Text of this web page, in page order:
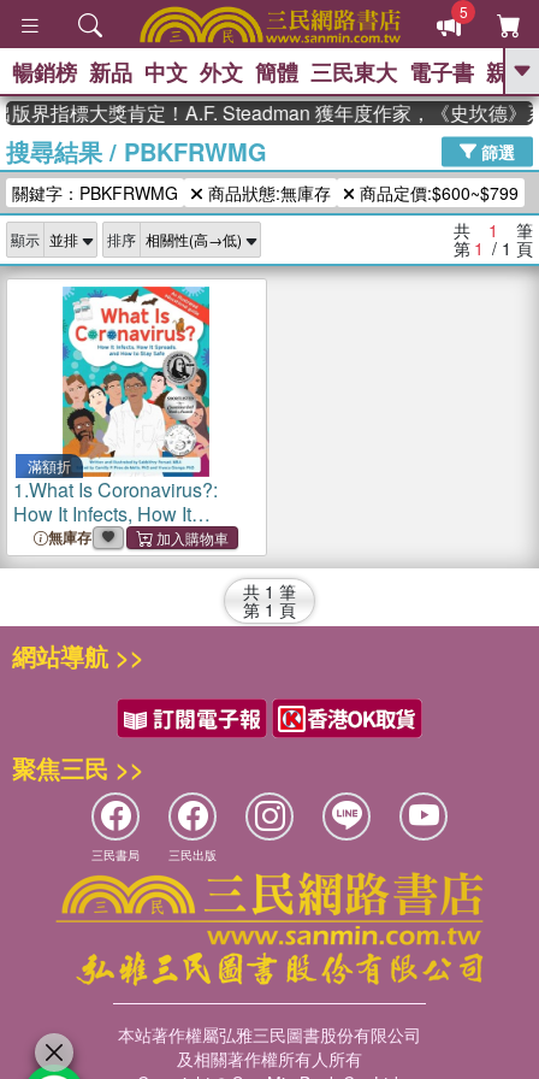
5
GO
熱搜： 高希均教授回憶錄
、 The Odyssey 、 父親節 、 如果歷
史是一群喵 、 暑期推薦 、 國際布克
獎 臺灣漫遊錄 、 方念華 、 台灣的李
登輝時代
數學女孩：黎曼猜想 、
偉大的迷走神經
暢銷榜 新品 中文 外文 簡體 三民東大 電子書 親子
界指標大獎肯定！A.F. Steadman 獲年度作家，《史坎德》
搜尋結果/ PBKFRWMG
篩選
關鍵字：PBKFRWMG
商品狀態:無庫存 商品定價:$600~$799
顯示 排序 共 1 筆
第 1 / 1 頁
滿額折
1.What Is Coronavirus?:
How It Infects, How It
Spreads, and How to Stay
Safe
無庫存
共 1 筆
第 1 頁
網站導航 >>
聚焦三民 >>
三民書局 三民出版
本站著作權屬弘雅三民圖書股份有限公司
及相關著作權所有人所有